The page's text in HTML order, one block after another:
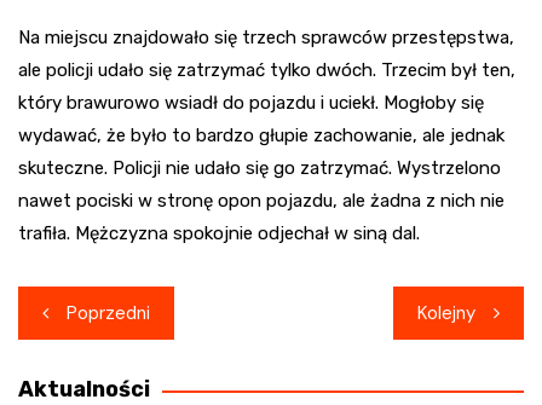
Na miejscu znajdowało się trzech sprawców przestępstwa,
ale policji udało się zatrzymać tylko dwóch. Trzecim był ten,
który brawurowo wsiadł do pojazdu i uciekł. Mogłoby się
wydawać, że było to bardzo głupie zachowanie, ale jednak
skuteczne. Policji nie udało się go zatrzymać. Wystrzelono
nawet pociski w stronę opon pojazdu, ale żadna z nich nie
trafiła. Mężczyzna spokojnie odjechał w siną dal.
Nawigacja
wpisu
Poprzedni Kolejny
Aktualności